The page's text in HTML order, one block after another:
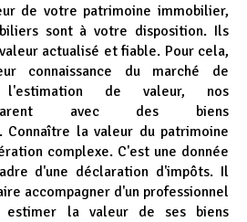
de votre patrimoine immobilier,
sont à votre disposition. Ils
actualisé et fiable. Pour cela,
connaissance du marché de
l'estimation de valeur, nos
avec des biens
Connaître la valeur du patrimoine
complexe. C'est une donnée
d'une déclaration d'impôts. Il
accompagner d'un professionnel
estimer la valeur de ses biens